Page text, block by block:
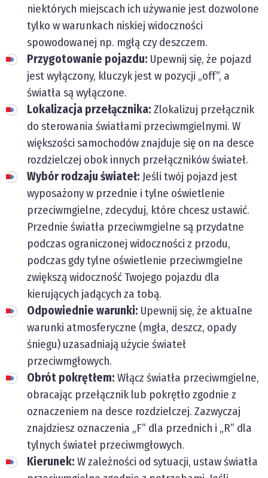
niektórych miejscach ich używanie jest dozwolone
tylko w warunkach niskiej widoczności
spowodowanej np. mgłą czy deszczem.
Przygotowanie pojazdu: Upewnij się, że pojazd
jest wyłączony, kluczyk jest w pozycji „off”, a
światła są wyłączone.
Lokalizacja przełącznika: Zlokalizuj przełącznik
do sterowania światłami przeciwmgielnymi. W
większości samochodów znajduje się on na desce
rozdzielczej obok innych przełączników świateł.
Wybór rodzaju świateł: Jeśli twój pojazd jest
wyposażony w przednie i tylne oświetlenie
przeciwmgielne, zdecyduj, które chcesz ustawić.
Przednie światła przeciwmgielne są przydatne
podczas ograniczonej widoczności z przodu,
podczas gdy tylne oświetlenie przeciwmgielne
zwiększą widoczność Twojego pojazdu dla
kierujących jadących za tobą.
Odpowiednie warunki: Upewnij się, że aktualne
warunki atmosferyczne (mgła, deszcz, opady
śniegu) uzasadniają użycie świateł
przeciwmgłowych.
Obrót pokrętłem: Włącz światła przeciwmgielne,
obracając przełącznik lub pokrętło zgodnie z
oznaczeniem na desce rozdzielczej. Zazwyczaj
znajdziesz oznaczenia „F” dla przednich i „R” dla
tylnych świateł przeciwmgłowych.
Kierunek: W zależności od sytuacji, ustaw światła